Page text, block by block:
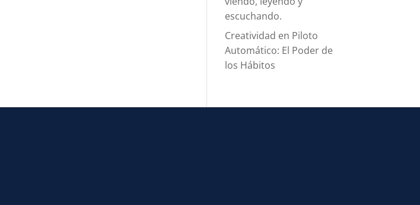
escuchando.
Creatividad en Piloto
Automático: El Poder de
los Hábitos